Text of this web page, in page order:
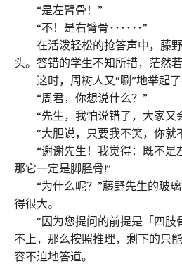
“是左臂骨！”
“不！是右臂骨･･････”
在活泼轻松的抢答声中，藤野
头。答错的学生不知所措，茫然若
这时，周树人又“唰”地举起了
“周君，你想说什么？”
“先生，我怕说错了，大家又
“大胆说，只要我不笑，你就
“谢谢先生！我觉得：既不是
那它一定是脚胫骨!”
“为什么呢？”藤野先生的玻璃
得很大。
“因为您提问的前提是「四肢
不上，那么按照推理，剩下的只
容不迫地答道。